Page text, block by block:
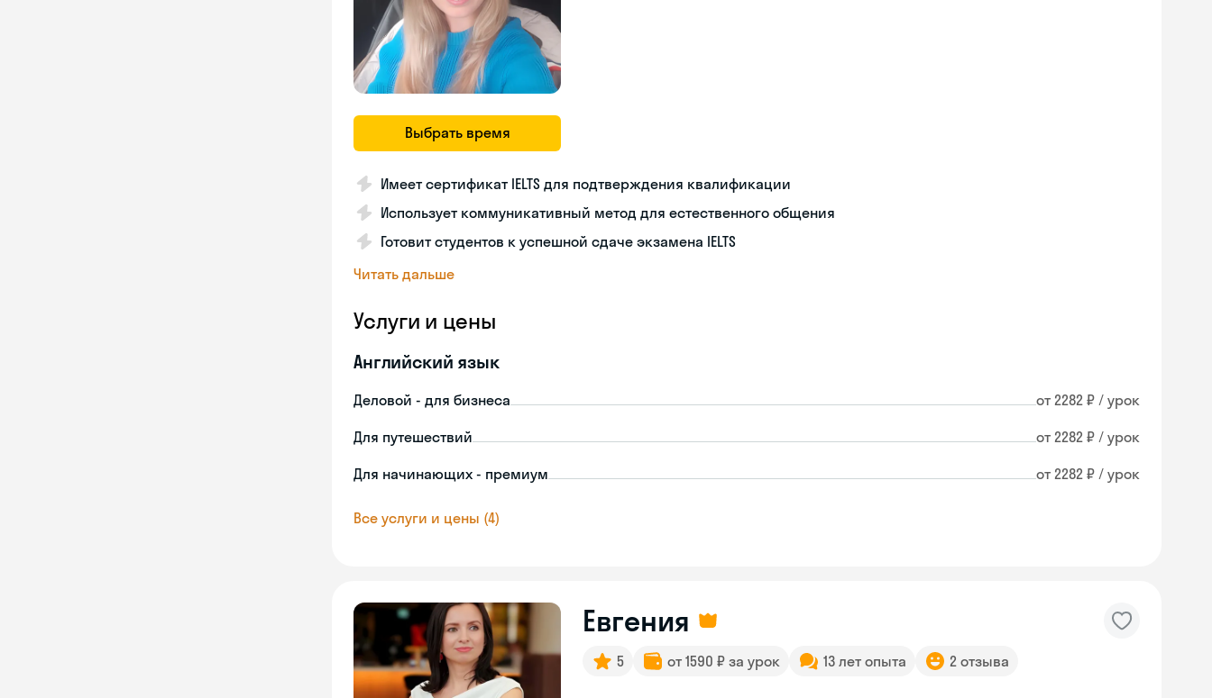
Выбрать время
Имеет сертификат IELTS для подтверждения квалификации
Использует коммуникативный метод для естественного общения
Готовит студентов к успешной сдаче экзамена IELTS
Читать дальше
Услуги и цены
Английский язык
Деловой - для бизнеса от 2282 ₽ / урок
Для путешествий от 2282 ₽ / урок
Для начинающих - премиум от 2282 ₽ / урок
Все услуги и цены (4)
Евгения
5 от 1590 ₽ за урок 13 лет опыта 2 отзыва
Skyeng Chat